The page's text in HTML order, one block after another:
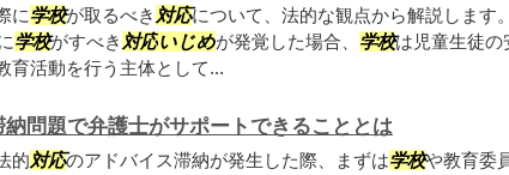
に学校が取るべき 対応について、法的な観点から解説します。
学校がすべき 対応いじめが発覚した場合、 学校は児童生徒の
育活動を行う主体として...
納問題で弁護士がサポートできることとは
的対応のアドバイス滞納が発生した際、まずは学校や教育委